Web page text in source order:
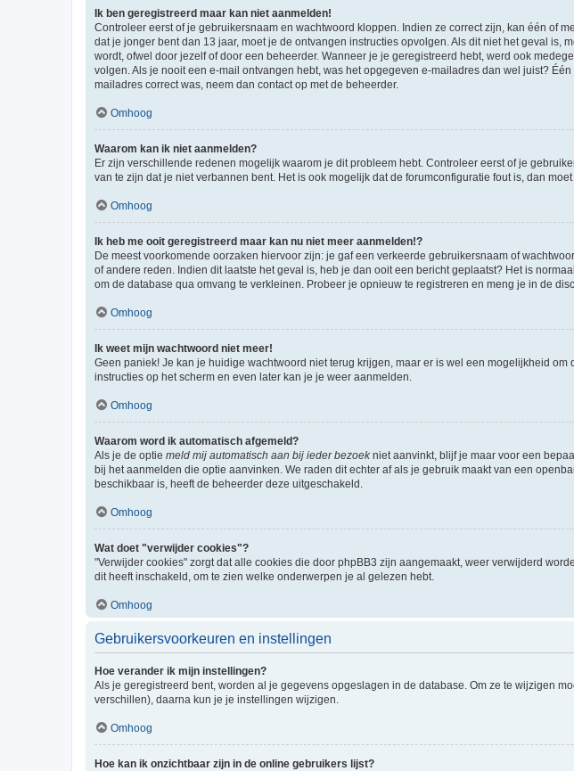
Ik ben geregistreerd maar kan niet aanmelden!
Controleer eerst of je gebruikersnaam en wachtwoord kloppen. Indien ze correct zijn, kan één of
dat je jonger bent dan 13 jaar, moet je de ontvangen instructies opvolgen. Als dit niet het geval
wordt, ofwel door jezelf of door een beheerder. Wanneer je je geregistreerd hebt, werd ook
volgen. Als je nooit een e-mail ontvangen hebt, was het opgegeven e-mailadres dan wel juist?
mailadres correct was, neem dan contact op met de beheerder.
Omhoog
Waarom kan ik niet aanmelden?
Er zijn verschillende redenen mogelijk waarom je dit probleem hebt. Controleer eerst of je
van te zijn dat je niet verbannen bent. Het is ook mogelijk dat de forumconfiguratie fout is, dan
Omhoog
Ik heb me ooit geregistreerd maar kan nu niet meer aanmelden!?
De meest voorkomende oorzaken hiervoor zijn: je gaf een verkeerde gebruikersnaam of
of andere reden. Indien dit laatste het geval is, heb je dan ooit een bericht geplaatst? Het is
om de database qua omvang te verkleinen. Probeer je opnieuw te registreren en meng je in de
Omhoog
Ik weet mijn wachtwoord niet meer!
Geen paniek! Je kan je huidige wachtwoord niet terug krijgen, maar er is wel een mogelijkheid
instructies op het scherm en even later kan je je weer aanmelden.
Omhoog
Waarom word ik automatisch afgemeld?
Als je de optie meld mij automatisch aan bij ieder bezoekniet aanvinkt, blijf je maar voor een
bij het aanmelden die optie aanvinken. We raden dit echter af als je gebruik maakt van een
beschikbaar is, heeft de beheerder deze uitgeschakeld.
Omhoog
Wat doet "verwijder cookies"?
"Verwijder cookies" zorgt dat alle cookies die door phpBB3 zijn aangemaakt, weer verwijderd
dit heeft inschakeld, om te zien welke onderwerpen je al gelezen hebt.
Omhoog
Gebruikersvoorkeuren en instellingen
Hoe verander ik mijn instellingen?
Als je geregistreerd bent, worden al je gegevens opgeslagen in de database. Om ze te wijzigen
verschillen), daarna kun je je instellingen wijzigen.
Omhoog
Hoe kan ik onzichtbaar zijn in de online gebruikers lijst?